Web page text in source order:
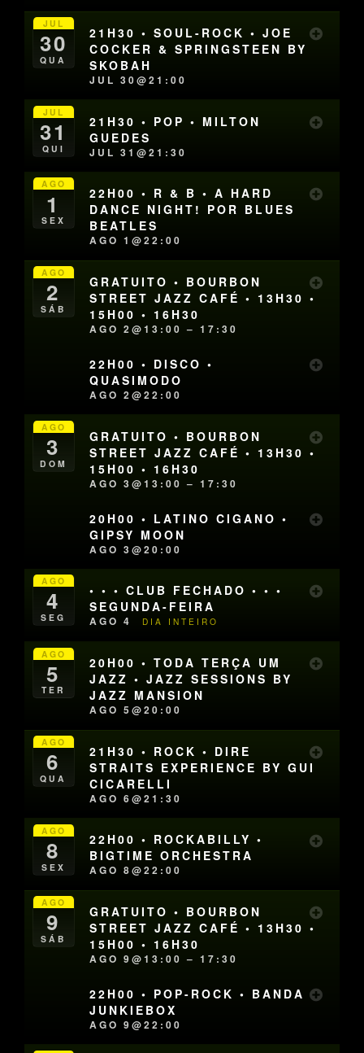
JUL
30
QUA
21H30 • SOUL-ROCK • JOE
COCKER & SPRINGSTEEN BY
SKOBAH
JUL 30@21:00
JUL
31
QUI
21H30 • POP • MILTON
GUEDES
JUL 31@21:30
AGO
1
SEX
22H00 • R & B • A HARD
DANCE NIGHT! POR BLUES
BEATLES
AGO 1@22:00
AGO
2
SÁB
GRATUITO • BOURBON
STREET JAZZ CAFÉ • 13H30 •
15H00 • 16H30
AGO 2@13:00 – 17:30
22H00 • DISCO •
QUASIMODO
AGO 2@22:00
AGO
3
DOM
GRATUITO • BOURBON
STREET JAZZ CAFÉ • 13H30 •
15H00 • 16H30
AGO 3@13:00 – 17:30
20H00 • LATINO CIGANO •
GIPSY MOON
AGO 3@20:00
AGO
4
SEG
• • • CLUB FECHADO • • •
SEGUNDA-FEIRA
AGO 4 DIA INTEIRO
AGO
5
TER
20H00 • TODA TERÇA UM
JAZZ • JAZZ SESSIONS BY
JAZZ MANSION
AGO 5@20:00
AGO
6
QUA
21H30 • ROCK • DIRE
STRAITS EXPERIENCE BY GUI
CICARELLI
AGO 6@21:30
AGO
8
SEX
22H00 • ROCKABILLY •
BIGTIME ORCHESTRA
AGO 8@22:00
AGO
9
SÁB
GRATUITO • BOURBON
STREET JAZZ CAFÉ • 13H30 •
15H00 • 16H30
AGO 9@13:00 – 17:30
22H00 • POP-ROCK • BANDA
JUNKIEBOX
AGO 9@22:00